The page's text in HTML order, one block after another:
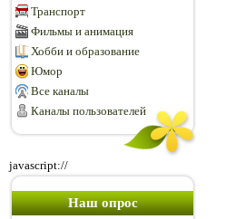
Транспорт
Фильмы и анимация
Хобби и образование
Юмор
Все каналы
Каналы пользователей
javascript://
Наш опрос